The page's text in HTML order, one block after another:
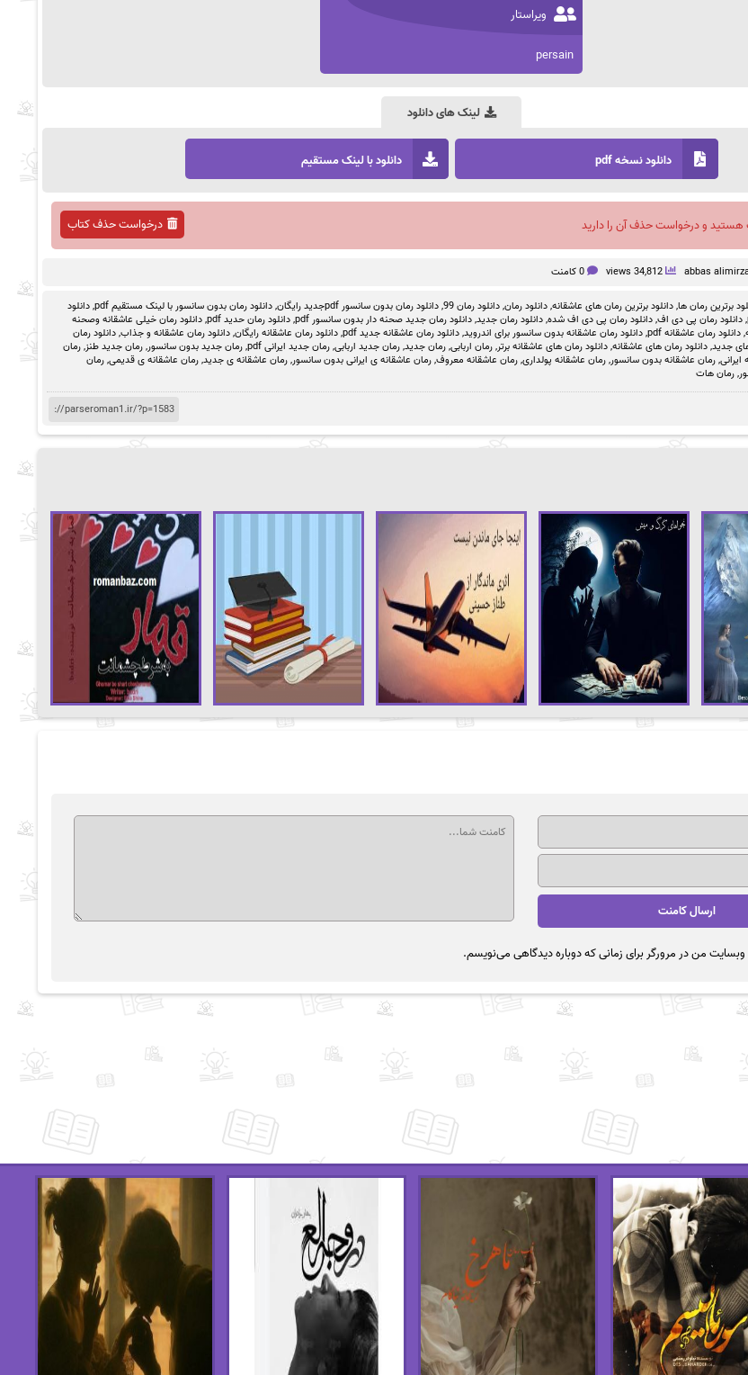
ویراستار
persain
لینک های دانلود
دانلود نسخه pdf دانلود با لینک مستقیم
هستید و درخواست حذف آن را دارید درخواست حذف کتاب
abbas
34,812 views 0 کامنت
برترین رمان ها,دانلود برترین رمان های عاشقانه,دانلود رمان,دانلود رمان 99 ,دانلود رمان بدون سانسور pdfجدید رایگان ,دانلود رمان بدون سانسور با لینک مستقیم pdf ,دانلود
,دانلود رمان پی دی اف,دانلود رمان پی دی اف شده,دانلود رمان جدید,دانلود رمان جدید صحنه دار بدون سانسور pdf ,دانلود رمان حدید pdf ,دانلود رمان خیلی عاشقانه وصحنه
,دانلود رمان عاشقانه pdf ,دانلود رمان عاشقانه بدون سانسور برای اندروید,دانلود رمان عاشقانه جدید pdf ,دانلود رمان عاشقانه رایگان,دانلود رمان عاشقانه و جذاب,دانلود رمان
جدید,دانلود رمان های عاشقانه,دانلود رمان های عاشقانه برتر,رمان اربابی,رمان جدید,رمان جدید اربابی,رمان جدید ایرانی pdf ,رمان جدید بدون سانسور,رمان جدید طنز,رمان
,رمان عاشقانه بدون سانسور,رمان عاشقانه پولداری,رمان عاشقانه معروف,رمان عاشقانه ی ایرانی بدون سانسور,رمان عاشقانه ی جدید,رمان عاشقانه ی قدیمی,رمان
,رمان هات
وبسایت من در مرورگر برای زمانی که دوباره دیدگاهی می‌نویسم.